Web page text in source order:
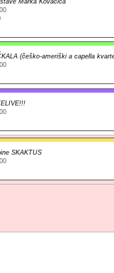
(češko-ameriški a capella
SKAKTUS